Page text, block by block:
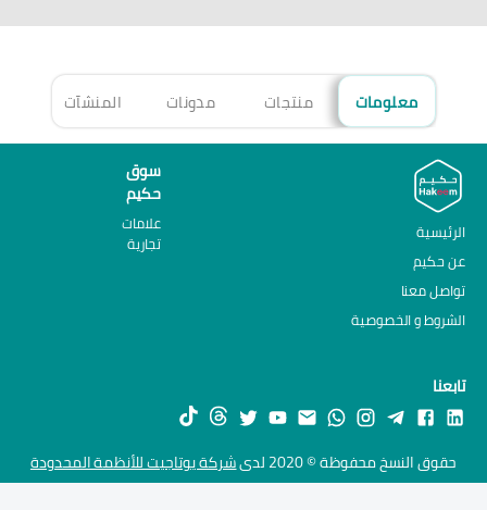
معلومات منتجات مدونات المنشآت
الرئيسية
عن حكيم
تواصل معنا
الشروط و الخصوصية
سوق
حكيم
علامات
تجارية
تابعنا
حقوق النسخ محفوظة © 2020 لدى شركة يوتاجيت للأنظمة المحدودة